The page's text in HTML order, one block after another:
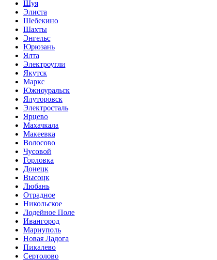
Шуя
Элиста
Шебекино
Шахты
Энгельс
Юрюзань
Ялта
Электроугли
Якутск
Маркс
Южноуральск
Ялуторовск
Электросталь
Ярцево
Махачкала
Макеевка
Волосово
Чусовой
Горловка
Донецк
Высоцк
Любань
Отрадное
Никольское
Лодейное Поле
Ивангород
Мариуполь
Новая Ладога
Пикалево
Сертолово